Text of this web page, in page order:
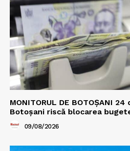
MONITORUL DE BOTOȘANI
Botoșani riscă blocarea
09/08/2026